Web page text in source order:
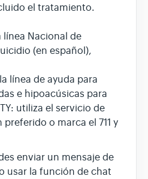
el tratamiento.
línea Nacional de
(en español),
línea de ayuda para
e hipoacúsicas para
utiliza el servicio de
o marca el 711 y
enviar un mensaje de
usar la función de chat